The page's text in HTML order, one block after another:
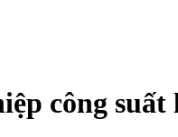
công